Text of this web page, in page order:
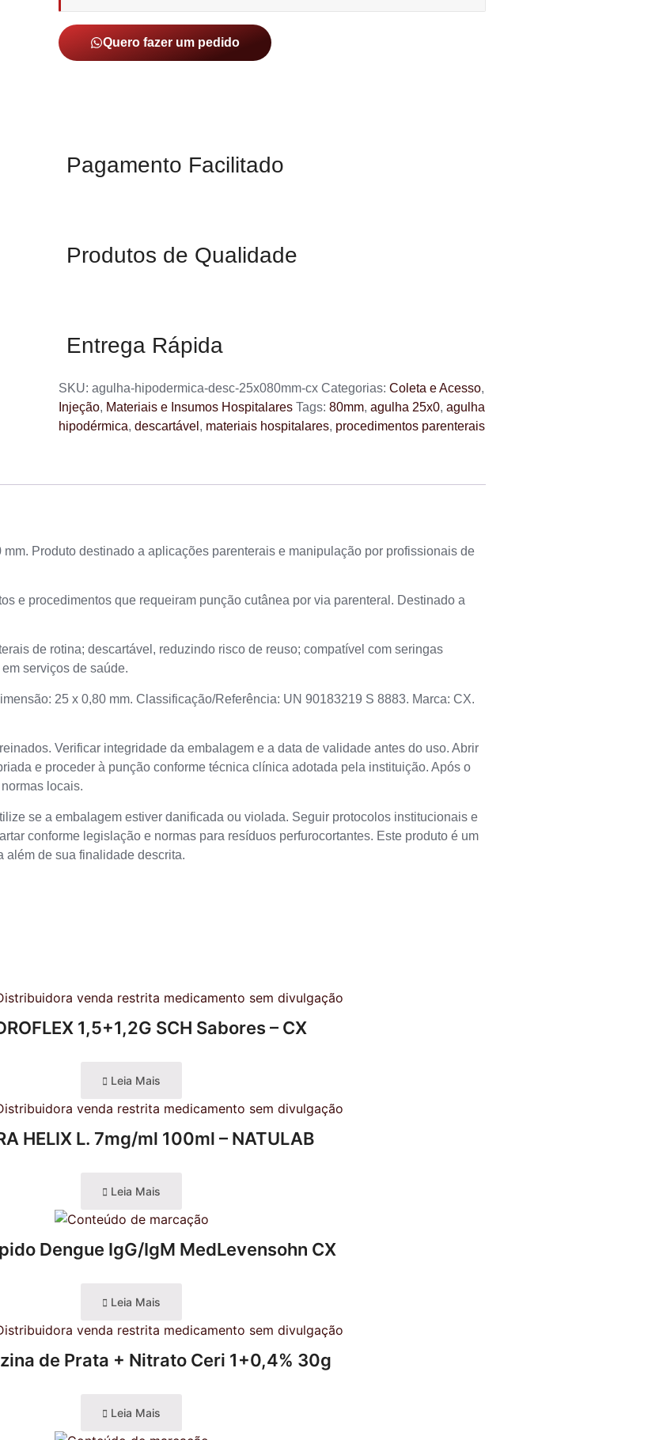
Quero fazer um pedido
Pagamento Facilitado
Produtos de Qualidade
Entrega Rápida
SKU: agulha-hipodermica-desc-25x080mm-cx Categorias: Coleta e Acesso,
Injeção, Materiais e Insumos Hospitalares Tags: 80mm, agulha 25x0, agulha
hipodérmica, descartável , materiais hospitalares, procedimentos parenterais
Produto destinado a aplicações parenterais e manipulação por profissionais de
e procedimentos que requeiram punção cutânea por via parenteral. Destinado a
de rotina; descartável, reduzindo risco de reuso; compatível com seringas
serviços de saúde.
25 x 0,80 mm. Classificação/Referência: UN 90183219 S 8883. Marca: CX.
Verificar integridade da embalagem e a data de validade antes do uso. Abrir
e proceder à punção conforme técnica clínica adotada pela instituição. Após o
locais.
se a embalagem estiver danificada ou violada. Seguir protocolos institucionais e
conforme legislação e normas para resíduos perfurocortantes. Este produto é um
além de sua finalidade descrita.
1,5+1,2G SCH Sabores – CX
Leia Mais
HELIX L. 7mg/ml 100ml – NATULAB
Leia Mais
Dengue IgG/IgM MedLevensohn CX
Leia Mais
de Prata + Nitrato Ceri 1+0,4% 30g
Leia Mais